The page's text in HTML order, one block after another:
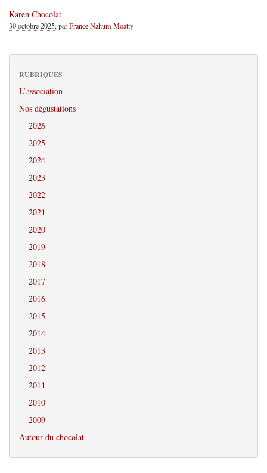
Karen Chocolat
30 octobre 2025, parFrance Nahum Moatty
RUBRIQUES
L’association
Nos dégustations
2026
2025
2024
2023
2022
2021
2020
2019
2018
2017
2016
2015
2014
2013
2012
2011
2010
2009
Autour du chocolat